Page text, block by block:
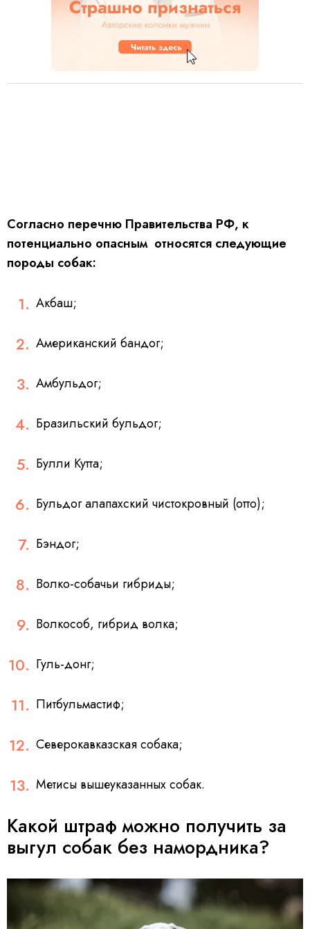
Согласно перечню Правительства РФ, к
потенциально опасным относятся следующие
породы собак:
Акбаш;
Американский бандог;
Амбульдог;
Бразильский бульдог;
Булли Кутта;
Бульдог алапахский чистокровный (отто);
Бэндог;
Волко-собачьи гибриды;
Волкособ, гибрид волка;
Гуль-донг;
Питбульмастиф;
Северокавказская собака;
Метисы вышеуказанных собак.
Какой штраф можно получить за
выгул собак без намордника?